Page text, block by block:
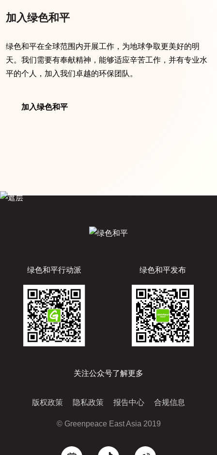
加入绿色和平
绿色和平在全球范围内开展工作，为地球争取更美好的明
天。我们需要有奉献精神，能够适应辛苦工作，并有专业水
平的个人，加入我们卓越的环保团队。
加入绿色和平
绿色和平行动派 绿色和平发布
关注公众号了解更多
版权政策 隐私政策 报告中心 合规信息
© Greenpeace East Asia 2019